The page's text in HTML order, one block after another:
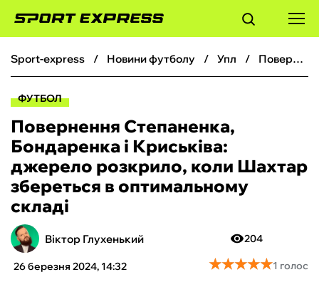
ФУТБОЛ
БОКС
ХОКЕЙ
ТЕНІС
КІБЕРСПОРТ
sport-express новини футболу упл Повернення Степаненка, Бондаренка і Криськіва: джерело розкрило, коли Шахтар збереться в оптимальному складі
ФУТБОЛ
Повернення Степаненка,
Бондаренка і Криськіва:
джерело розкрило, коли Шахтар
збереться в оптимальному
складі
Віктор Глухенький
26 березня 2024, 14:32
204
★★★★★
★★★★★1 голос